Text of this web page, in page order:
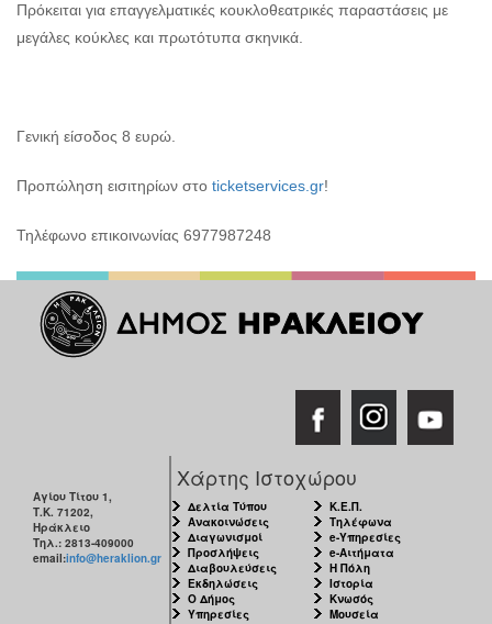
Πρόκειται για επαγγελματικές κουκλοθεατρικές παραστάσεις με
μεγάλες κούκλες και πρωτότυπα σκηνικά.
Γενική είσοδος 8 ευρώ.
Προπώληση εισιτηρίων στο ticketservices.gr!
Τηλέφωνο επικοινωνίας 6977987248
Αγίου Τίτου 1,
Τ.Κ. 71202,
Ηράκλειο
Τηλ.: 2813-409000
email:info@heraklion.gr
Χάρτης Ιστοχώρου
Δελτία Τύπου
Ανακοινώσεις
Διαγωνισμοί
Προσλήψεις
Διαβουλεύσεις
Εκδηλώσεις
Ο Δήμος
Υπηρεσίες
Κ.Ε.Π.
Τηλέφωνα
e-Υπηρεσίες
e-Αιτήματα
Η Πόλη
Ιστορία
Κνωσός
Μουσεία